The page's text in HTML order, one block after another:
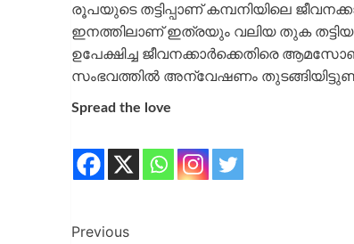
രൂപയുടെ തട്ടിപ്പാണ് കമ്പനിയിലെ
ഇനത്തിലാണ് ഇത്രയും വലിയ തുക
ഉപേക്ഷിച്ച ജീവനക്കാര്‍ക്കെതിരെ
സംഭവത്തില്‍ അന്വേഷണം
Spread the love
Previous